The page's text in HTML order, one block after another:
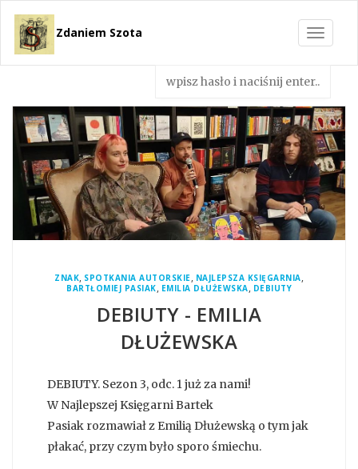
Toggle
Zdaniem Szota
ZNAK, SPOTKANIA AUTORSKIE, NAJLEPSZA KSIĘGARNIA,
BARTŁOMIEJ PASIAK, EMILIA DŁUŻEWSKA, DEBIUTY
DEBIUTY - EMILIA
DŁUŻEWSKA
DEBIUTY. Sezon 3, odc. 1 już za nami!
W Najlepszej Księgarni Bartek
Pasiak rozmawiał z Emilią Dłużewską o tym jak
płakać, przy czym było sporo śmiechu.